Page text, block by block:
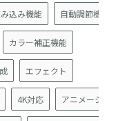
込み機能 自動調節機能
カラー補正機能
エフェクト
4K対応 アニメーショ